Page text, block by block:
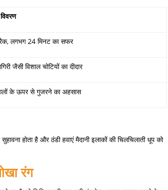
विवरण
,लगभग24मिनट का सफर
जैसी विशाल चोटियों का दीदार
के ऊपर से गुजरने का अहसास
होता है और ठंडी हवाएं मैदानी इलाकों की चिलचिलाती धूप को
रंग